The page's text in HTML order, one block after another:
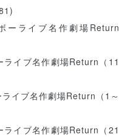
ーライブ名作劇場Return
ライブ名作劇場Return（11
イブ名作劇場Return（1～
ライブ名作劇場Return（21